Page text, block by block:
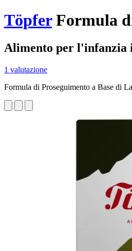
TöpferFormula di
Alimento per l'infanzia
1 valutazione
Formula di Proseguimento a Base di